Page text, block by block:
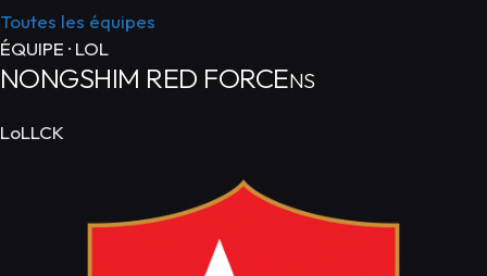
Toutes les équipes
ÉQUIPE · LOL
NONGSHIM RED FORCENS
LoLLCK